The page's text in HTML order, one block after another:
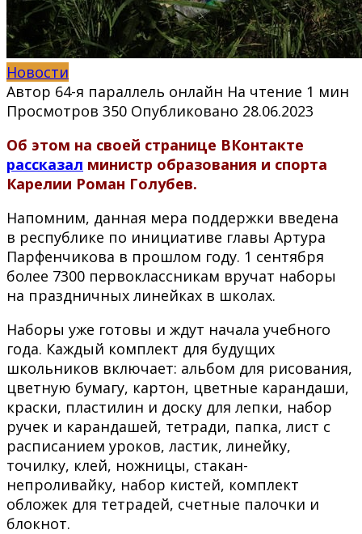
Новости
Автор 64-я параллель онлайн На чтение 1 мин
Просмотров 350 Опубликовано 28.06.2023
Об этом на своей странице ВКонтакте
рассказал министр образования и спорта
Карелии Роман Голубев.
Напомним, данная мера поддержки введена
в республике по инициативе главы Артура
Парфенчикова в прошлом году. 1 сентября
более 7300 первоклассникам вручат наборы
на праздничных линейках в школах.
Наборы уже готовы и ждут начала учебного
года. Каждый комплект для будущих
школьников включает: альбом для рисования,
цветную бумагу, картон, цветные карандаши,
краски, пластилин и доску для лепки, набор
ручек и карандашей, тетради, папка, лист с
расписанием уроков, ластик, линейку,
точилку, клей, ножницы, стакан-
непроливайку, набор кистей, комплект
обложек для тетрадей, счетные палочки и
блокнот.